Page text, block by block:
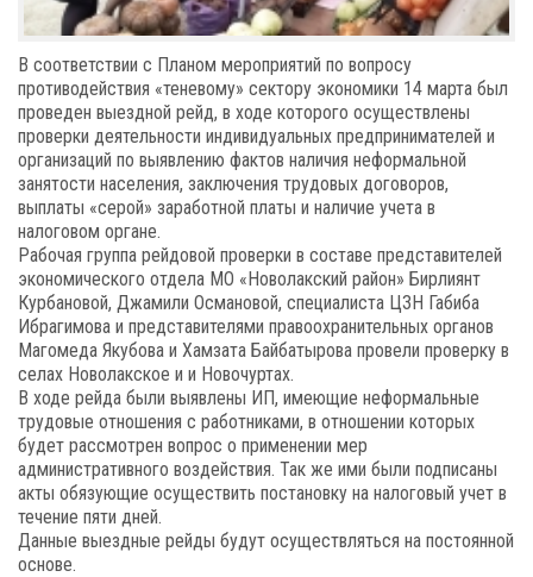
В соответствии с Планом мероприятий по вопросу
противодействия «теневому» сектору экономики 14 марта был
проведен выездной рейд, в ходе которого осуществлены
проверки деятельности индивидуальных предпринимателей и
организаций по выявлению фактов наличия неформальной
занятости населения, заключения трудовых договоров,
выплаты «серой» заработной платы и наличие учета в
налоговом органе.
Рабочая группа рейдовой проверки в составе представителей
экономического отдела МО «Новолакский район» Бирлиянт
Курбановой, Джамили Османовой, специалиста ЦЗН Габиба
Ибрагимова и представителями правоохранительных органов
Магомеда Якубова и Хамзата Байбатырова провели проверку в
селах Новолакское и и Новочуртах.
В ходе рейда были выявлены ИП, имеющие неформальные
трудовые отношения с работниками, в отношении которых
будет рассмотрен вопрос о применении мер
административного воздействия. Так же ими были подписаны
акты обязующие осуществить постановку на налоговый учет в
течение пяти дней.
Данные выездные рейды будут осуществляться на постоянной
основе.